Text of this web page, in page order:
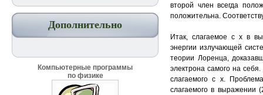
Дополнительно
Компьютерные программы
по физике
второй член всегда
положительна.
Итак, слагаемое с x в
энергии излучающей
теории Лоренца,
электрона самого на
слагаемого с х.
слагаемого в выражении